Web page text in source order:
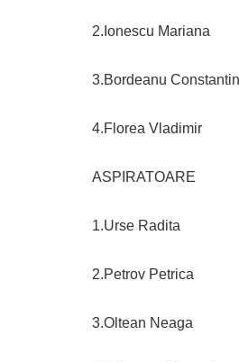
2.Ionescu Mariana
3.Bordeanu
4.Florea Vladimir
ASPIRATOARE
1.Urse Radita
2.Petrov Petrica
3.Oltean Neaga